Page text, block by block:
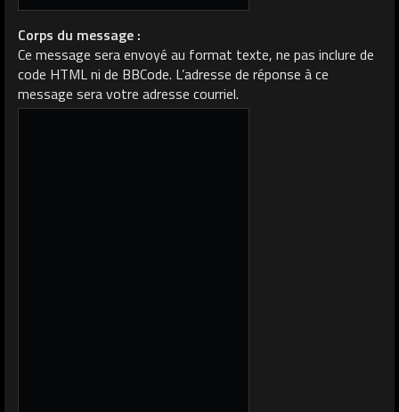
Corps du message :
Ce message sera envoyé au format texte, ne pas inclure de
code HTML ni de BBCode. L’adresse de réponse à ce
message sera votre adresse courriel.